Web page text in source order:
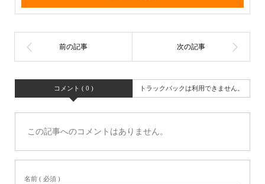
コメント ( 0 ) トラックバックは利用できません。
この記事へのコメントはありません。
名前 ( 必須 )